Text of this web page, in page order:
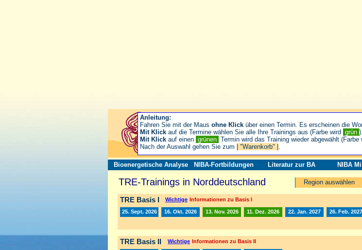
Bioenergetische Analyse NIBA-Fortbildungen Literatur zur BA NIBA
TRE-Trainings in Norddeutschland Region auswählen
TRE Basis I Wichtige Informationen zu Basis I
25. Sept. 2026 16. Okt. 2026 13. Nov. 2026 11. Dez. 2026 22. Jan. 2027 26. Feb. 2027
TRE Basis II Wichtige Informationen zu Basis II
Anleitung:
Fahren Sie mit der Maus ohne Klick über einen Termin. Es erscheinen die
Mit Klick auf die Termine wählen Sie alle Ihre Trainings aus (Farbe wird grün ).
Mit Klick auf einen grünen Termin wird das Training wieder abgewählt (Farbe
Nach der Auswahl gehen Sie zum
| "Warenkorb" | .